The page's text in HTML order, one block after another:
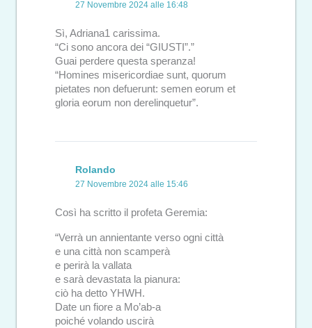
27 Novembre 2024 alle 16:48
Sì, Adriana1 carissima.
“Ci sono ancora dei “GIUSTI”.”
Guai perdere questa speranza!
“Homines misericordiae sunt, quorum
pietates non defuerunt: semen eorum et
gloria eorum non derelinquetur”.
Rolando
27 Novembre 2024 alle 15:46
Così ha scritto il profeta Geremia:
“Verrà un annientante verso ogni città
e una città non scamperà
e perirà la vallata
e sarà devastata la pianura:
ciò ha detto YHWH.
Date un fiore a Mo’ab-a
poiché volando uscirà